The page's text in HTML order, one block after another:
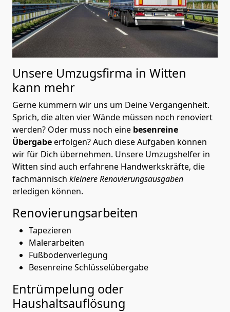
Unsere Umzugsfirma in Witten
kann mehr
Gerne kümmern wir uns um Deine Vergangenheit.
Sprich, die alten vier Wände müssen noch renoviert
werden? Oder muss noch eine besenreine
Übergabeerfolgen? Auch diese Aufgaben können
wir für Dich übernehmen. Unsere Umzugshelfer in
Witten sind auch erfahrene Handwerkskräfte, die
fachmännisch kleinere Renovierungsausgaben
erledigen können.
Renovierungsarbeiten
Tapezieren
Malerarbeiten
Fußbodenverlegung
Besenreine Schlüsselübergabe
Entrümpelung oder
Haushaltsauflösung